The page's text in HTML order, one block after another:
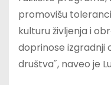
promovišu
kulturu življenja i
doprinose izgradnji
društva˝, naveo je